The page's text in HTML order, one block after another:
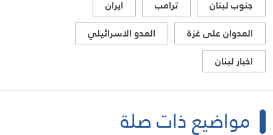
جنوب لبنان
ترامب
ايران
العدوان على غزة
العدو الاسرائيلي
اخبار لبنان
مواضيع ذات صلة